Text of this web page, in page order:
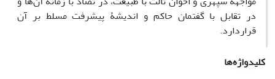
در تقابل با گفتمان حاکم و اندیشۀ پیشرفت مسلط بر آن
قراردارد.
کلیدواژه‌ها